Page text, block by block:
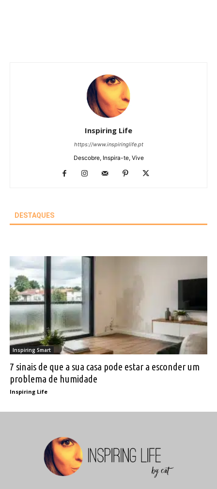
Inspiring Life
https://www.inspiringlife.pt
Descobre, Inspira-te, Vive
DESTAQUES
Inspiring Smart
7 sinais de que a sua casa pode estar a esconder um
problema de humidade
Inspiring Life